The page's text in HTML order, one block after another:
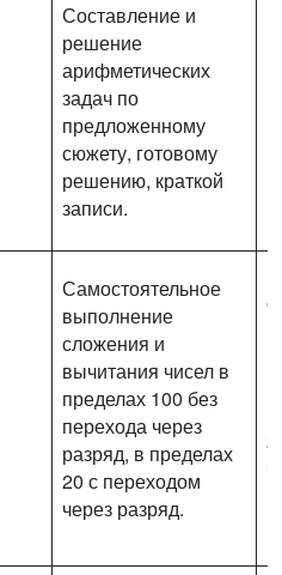
Составление и
решение
арифметических
задач по
предложенному
сюжету, готовому
решению, краткой
записи.
Самостоятельное
выполнение
сложения и
вычитания чисел в
пределах 100 без
перехода через
разряд, в пределах
20 с переходом
через разряд.